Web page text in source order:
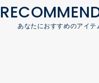
あなたにおすすめのアイテ